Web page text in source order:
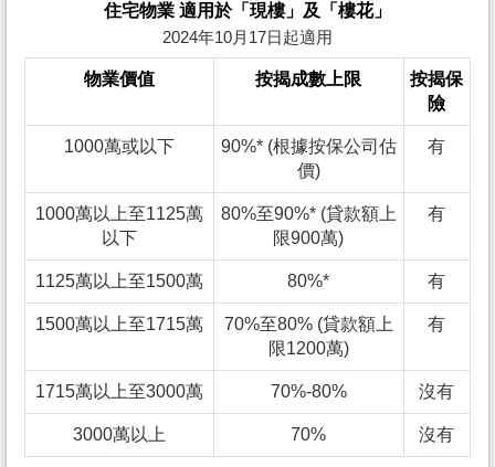
住宅物業 適用於「現樓」及「樓花」
2024年10月17日起適用
物業價值 按揭成數上限
按揭保
險
1000萬或以下
90%* (根據按保公司估
價)
有
1000萬以上至1125萬
以下
80%至90%* (貸款額上
限900萬)
有
1125萬以上至1500萬 80%* 有
1500萬以上至1715萬
70%至80% (貸款額上
限1200萬)
有
1715萬以上至3000萬 70%-80% 沒有
3000萬以上 70% 沒有